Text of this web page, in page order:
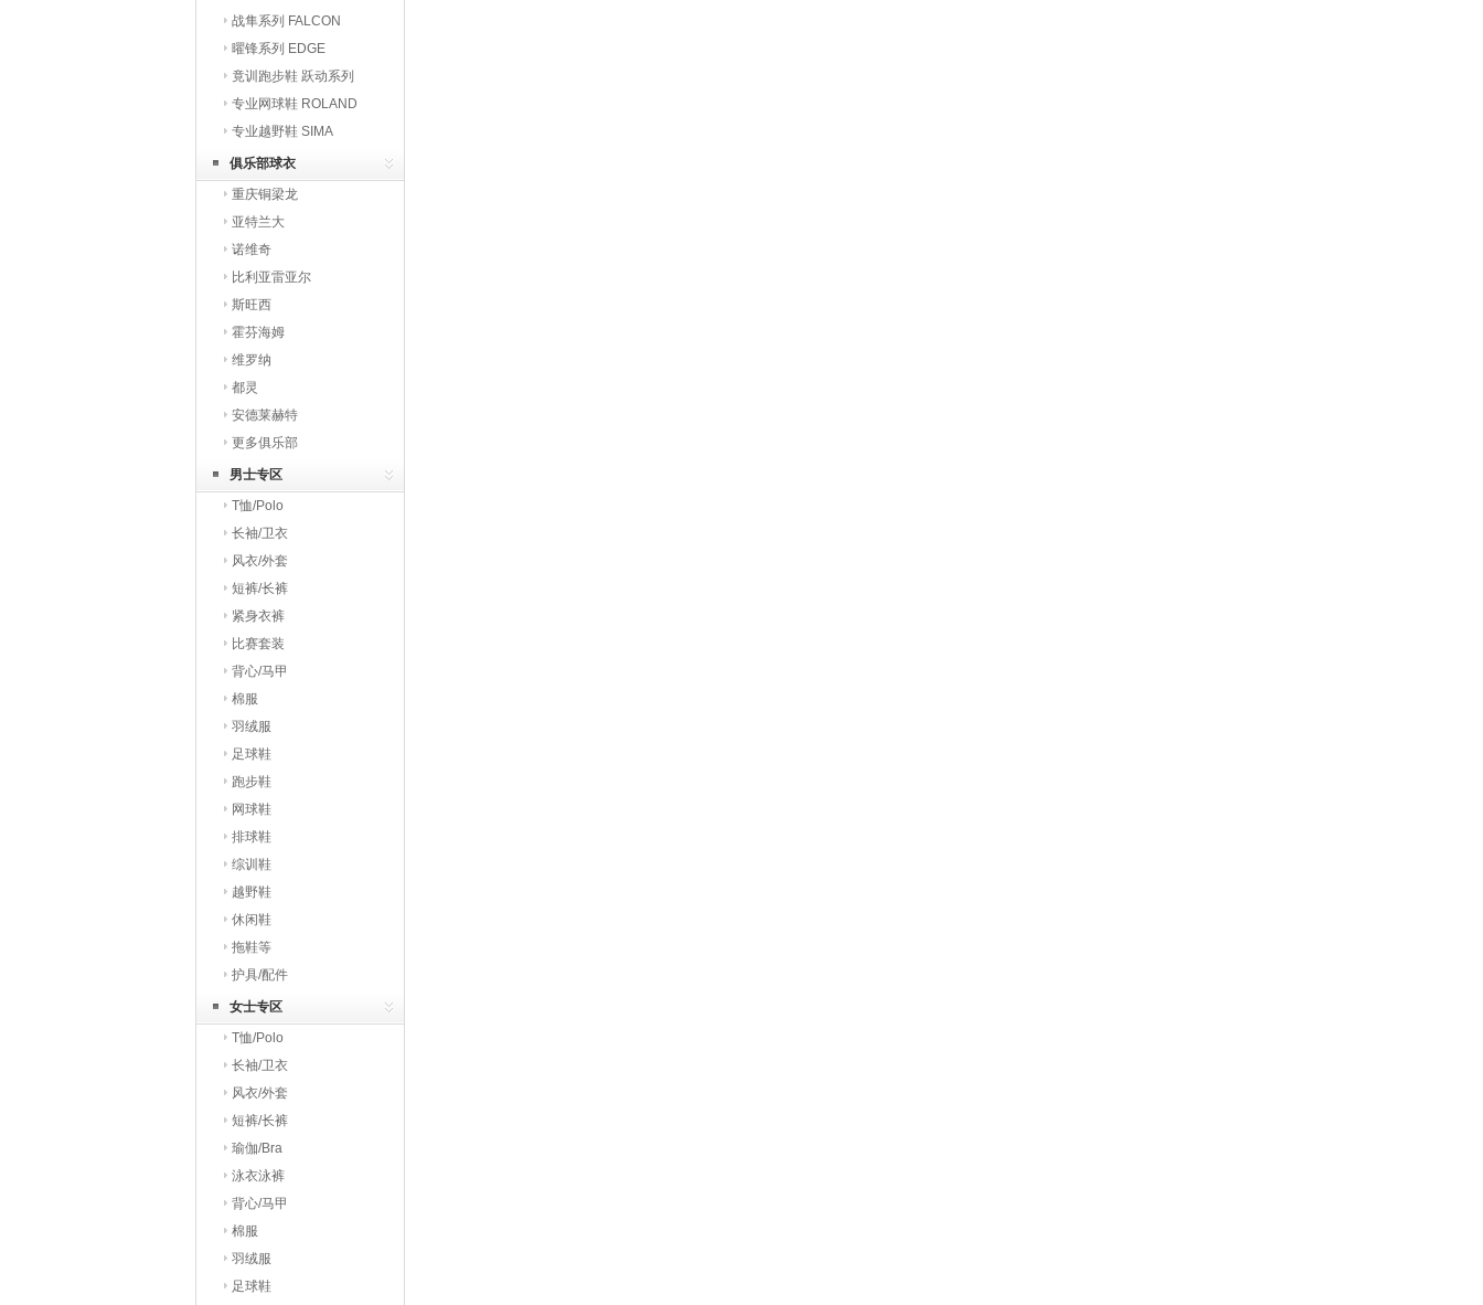
战隼系列 FALCON
曜锋系列 EDGE
竟训跑步鞋 跃动系列
专业网球鞋 ROLAND
专业越野鞋 SIMA
俱乐部球衣
重庆铜梁龙
亚特兰大
诺维奇
比利亚雷亚尔
斯旺西
霍芬海姆
维罗纳
都灵
安德莱赫特
更多俱乐部
男士专区
T恤/Polo
长袖/卫衣
风衣/外套
短裤/长裤
紧身衣裤
比赛套装
背心/马甲
棉服
羽绒服
足球鞋
跑步鞋
网球鞋
排球鞋
综训鞋
越野鞋
休闲鞋
拖鞋等
护具/配件
女士专区
T恤/Polo
长袖/卫衣
风衣/外套
短裤/长裤
瑜伽/Bra
泳衣泳裤
背心/马甲
棉服
羽绒服
足球鞋